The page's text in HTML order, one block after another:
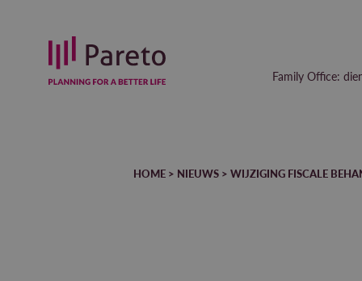
Family Office:
HOME > NIEUWS >WIJZIGING FISCALE